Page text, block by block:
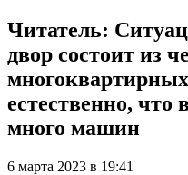
Читатель:
двор состоит из
естественно, что
много машин
6 марта 2023 в 19:41